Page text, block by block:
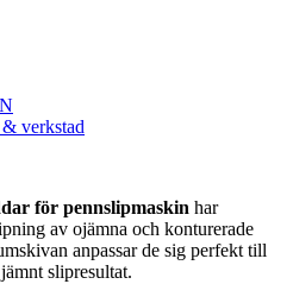
verkstad
för pennslipmaskin har
av ojämna och konturerade
anpassar de sig perfekt till
slipresultat.